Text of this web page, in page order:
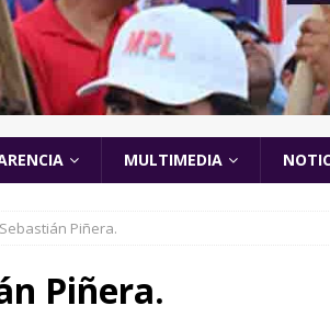
MULTIMEDIA
Piñera.
Piñera.